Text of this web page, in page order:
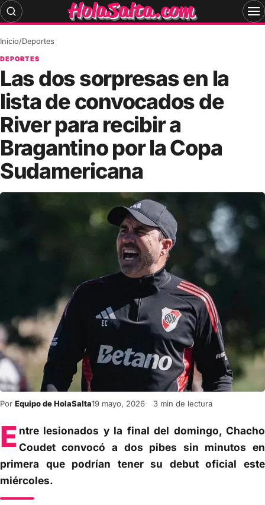
Skip
to
Inicio/Deportes
DEPORTES
Las dos sorpresas en la
lista de convocados de
River para recibir a
Bragantino por la Copa
Sudamericana
Por Equipo de HolaSalta19 mayo, 2026 3 min de lectura
E ntre lesionados y la final del domingo, Chacho
Coudet convocó a dos pibes sin minutos en
primera que podrían tener su debut oficial este
miércoles.